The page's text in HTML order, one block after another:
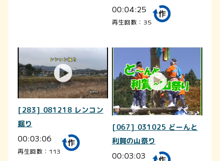
00:04:25
再生回数：35
[283] 081218 レンコン
掘り
00:03:06
再生回数：113
[067] 031025 どーんと
利賀の山祭り
00:03:03